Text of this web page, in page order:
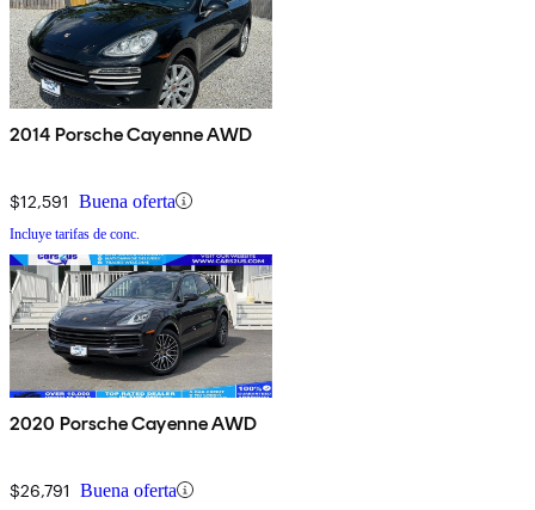
2014 Porsche Cayenne AWD
$12,591 Buena oferta
Incluye tarifas de conc.
2020 Porsche Cayenne AWD
$26,791 Buena oferta